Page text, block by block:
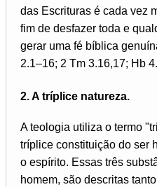
das Escrituras é cada vez
fim de desfazer toda e
gerar uma fé bíblica
2.1–16; 2 Tm 3.16,17; Hb
2. A tríplice natureza.
A teologia utiliza o termo
tríplice constituição do ser
o espírito. Essas três
homem, são descritas